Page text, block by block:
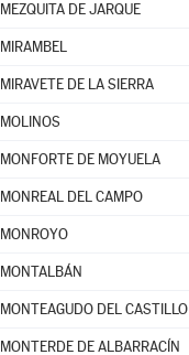
MEZQUITA DE JARQUE
MIRAMBEL
MIRAVETE DE LA SIERRA
MOLINOS
MONFORTE DE MOYUELA
MONREAL DEL CAMPO
MONROYO
MONTALBÁN
MONTEAGUDO DEL CASTILLO
MONTERDE DE ALBARRACÍN